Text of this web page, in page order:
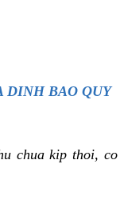
DINH BAO QUY
chua kip thoi, co